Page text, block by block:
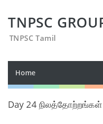
TNPSC
TNPSC Tamil
Home
Day 24 நிலத்தோற்றங்கள்